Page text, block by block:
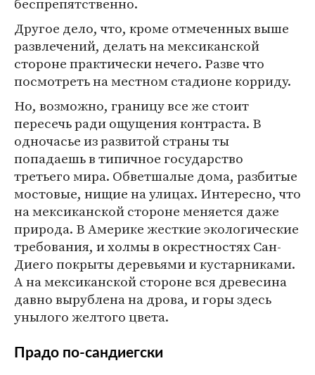
Другое дело, что, кроме отмеченных выше
развлечений, делать на мексиканской
стороне практически нечего. Разве что
посмотреть на местном стадионе корриду.
Но, возможно, границу все же стоит
пересечь ради ощущения контраста. В
одночасье из развитой страны ты
попадаешь в типичное государство
третьего мира. Обветшалые дома, разбитые
мостовые, нищие на улицах. Интересно, что
на мексиканской стороне меняется даже
природа. В Америке жесткие экологические
требования, и холмы в окрестностях Сан-
Диего покрыты деревьями и кустарниками.
А на мексиканской стороне вся древесина
давно вырублена на дрова, и горы здесь
унылого желтого цвета.
Прадо по-сандиегски